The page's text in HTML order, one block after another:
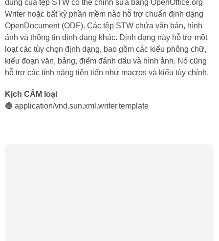
dung của tệp STW có thể chỉnh sửa bằng OpenOffice.org
Writer hoặc bất kỳ phần mềm nào hỗ trợ chuẩn định dạng
OpenDocument (ODF). Các tệp STW chứa văn bản, hình
ảnh và thông tin định dạng khác. Định dạng này hỗ trợ một
loạt các tùy chọn định dạng, bao gồm các kiểu phông chữ,
kiểu đoạn văn, bảng, điểm đánh dấu và hình ảnh. Nó cũng
hỗ trợ các tính năng tiên tiến như macros và kiểu tùy chỉnh.
Kịch CÂM loại
🔵 application/vnd.sun.xml.writer.template